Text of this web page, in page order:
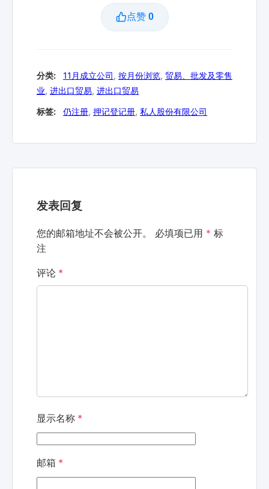
点赞 0
分类: 11月成立公司, 按月份浏览, 贸易、批发及零售
业, 进出口贸易, 进出口贸易
标签: 仍注册, 押记登记册, 私人股份有限公司
发表回复
您的邮箱地址不会被公开。 必填项已用 * 标
注
评论 *
显示名称 *
邮箱 *